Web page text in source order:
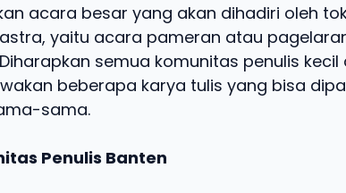
acara besar yang akan dihadiri oleh
yaitu acara pameran atau
semua komunitas penulis kecil
beberapa karya tulis yang bisa
sama.
Penulis Banten